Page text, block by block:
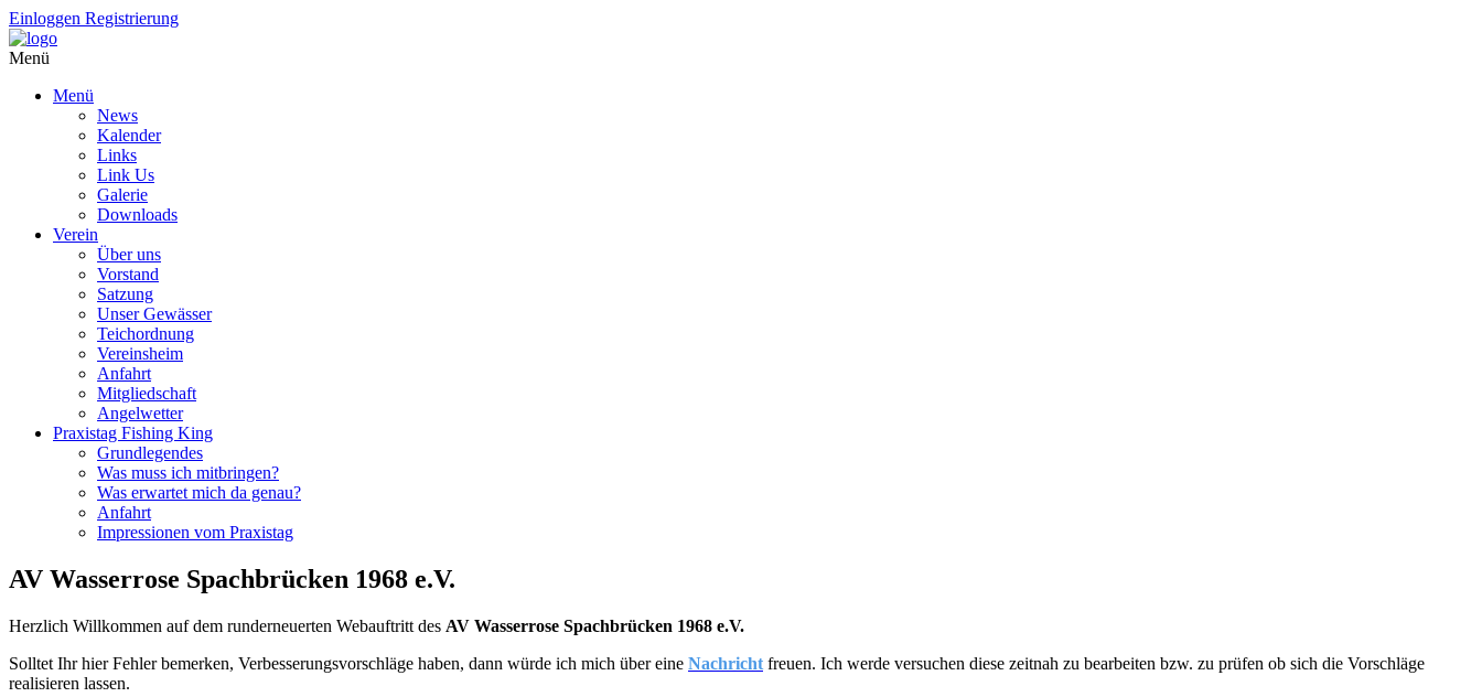
Einloggen Registrierung
Menü
Menü
News
Kalender
Links
Link Us
Galerie
Downloads
Verein
Über uns
Vorstand
Satzung
Unser Gewässer
Teichordnung
Vereinsheim
Anfahrt
Mitgliedschaft
Angelwetter
Praxistag Fishing King
Grundlegendes
Was muss ich mitbringen?
Was erwartet mich da genau?
Anfahrt
Impressionen vom Praxistag
AV Wasserrose Spachbrücken 1968 e.V.
Herzlich Willkommen auf dem runderneuerten Webauftritt des AV Wasserrose Spachbrücken 1968 e.V.
Solltet Ihr hier Fehler bemerken, Verbesserungsvorschläge haben, dann würde ich mich über eine Nachricht freuen. Ich werde versuchen diese zeitnah zu bearbeiten bzw. zu prüfen ob sich die Vorschläge
realisieren lassen.